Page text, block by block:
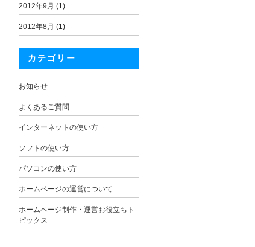
2012年9月 (1)
2012年8月 (1)
カテゴリー
お知らせ
よくあるご質問
インターネットの使い方
ソフトの使い方
パソコンの使い方
ホームページの運営について
ホームページ制作・運営お役立ちト
ピックス